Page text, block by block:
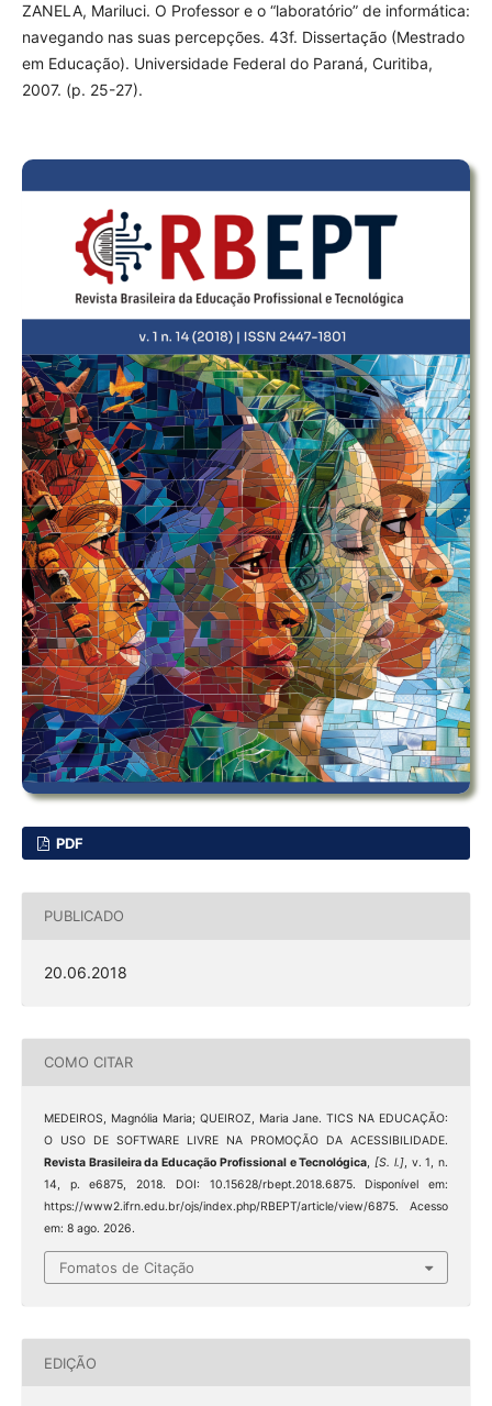
ZANELA, Mariluci. O Professor e o “laboratório” de informática:
navegando nas suas percepções. 43f. Dissertação (Mestrado
em Educação). Universidade Federal do Paraná, Curitiba,
2007. (p. 25-27).
PDF
PUBLICADO
20.06.2018
COMO CITAR
MEDEIROS, Magnólia Maria; QUEIROZ, Maria Jane. TICS NA EDUCAÇÃO:
O USO DE SOFTWARE LIVRE NA PROMOÇÃO DA ACESSIBILIDADE.
Revista Brasileira da Educação Profissional e Tecnológica,[S. l.], v. 1, n.
14, p. e6875, 2018. DOI: 10.15628/rbept.2018.6875. Disponível em:
https://www2.ifrn.edu.br/ojs/index.php/RBEPT/article/view/6875. Acesso
em: 8 ago. 2026.
Fomatos de Citação
EDIÇÃO